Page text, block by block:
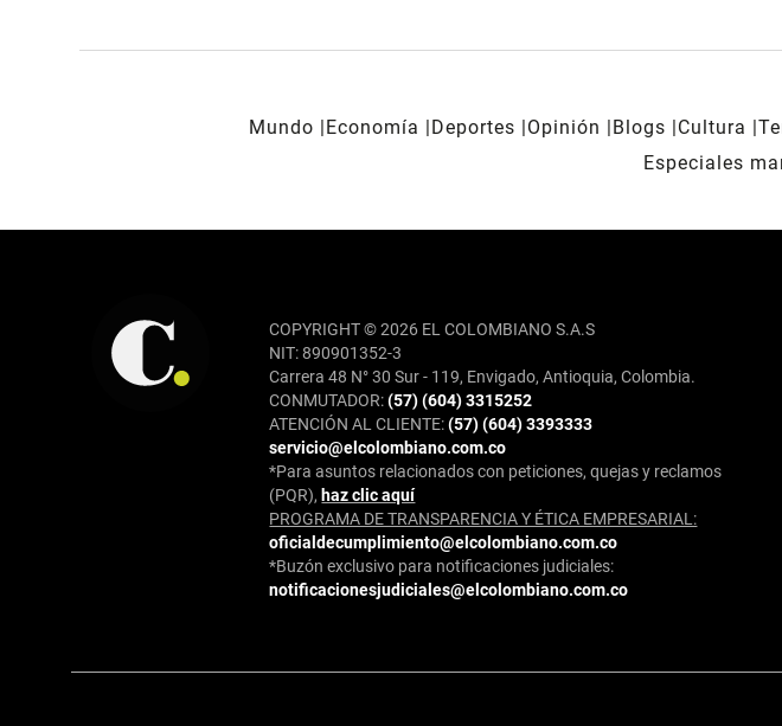
Mundo Economía Deportes Opinión Blogs Cultura
Especiales
COPYRIGHT © 2026 EL COLOMBIANO S.A.S
NIT: 890901352-3
Carrera 48 N° 30 Sur - 119, Envigado, Antioquia, Colombia.
CONMUTADOR:(57) (604) 3315252
ATENCIÓN AL CLIENTE:(57) (604) 3393333
servicio@elcolombiano.com.co
*Para asuntos relacionados con peticiones, quejas y reclamos
(PQR), haz clic aquí
PROGRAMA DE TRANSPARENCIA Y ÉTICA EMPRESARIAL:
oficialdecumplimiento@elcolombiano.com.co
*Buzón exclusivo para notificaciones judiciales:
notificacionesjudiciales@elcolombiano.com.co